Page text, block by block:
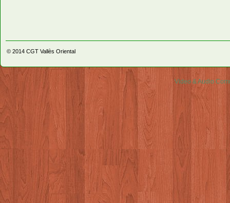
© 2014 CGT Vallès Oriental
Video & Audio